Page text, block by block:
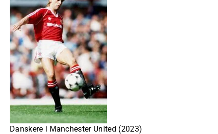
Danskere i Manchester United (2023)